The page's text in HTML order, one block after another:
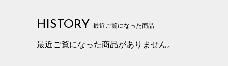
HISTORY 最近ご覧になった商品
最近ご覧になった商品がありません。